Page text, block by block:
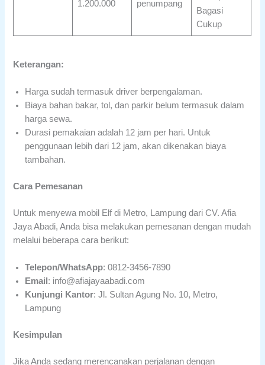
1.200.000
penumpang
Bagasi
Cukup
Keterangan:
Harga sudah termasuk driver berpengalaman.
Biaya bahan bakar, tol, dan parkir belum termasuk dalam
harga sewa.
Durasi pemakaian adalah 12 jam per hari. Untuk
penggunaan lebih dari 12 jam, akan dikenakan biaya
tambahan.
Cara Pemesanan
Untuk menyewa mobil Elf di Metro, Lampung dari CV. Afia
Jaya Abadi, Anda bisa melakukan pemesanan dengan mudah
melalui beberapa cara berikut:
Telepon/WhatsApp: 0812-3456-7890
Email : info@afiajayaabadi.com
Kunjungi Kantor: Jl. Sultan Agung No. 10, Metro,
Lampung
Kesimpulan
Jika Anda sedang merencanakan perjalanan dengan